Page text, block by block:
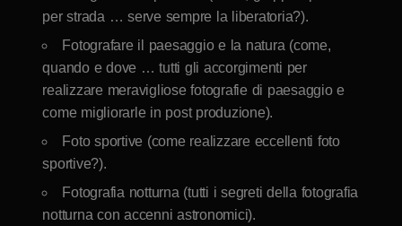
per strada … serve sempre la liberatoria?).
Fotografare il paesaggio e la natura (come,
quando e dove … tutti gli accorgimenti per
realizzare meravigliose fotografie di paesaggio e
come migliorarle in post produzione).
Foto sportive (come realizzare eccellenti foto
sportive?).
Fotografia notturna (tutti i segreti della fotografia
notturna con accenni astronomici).